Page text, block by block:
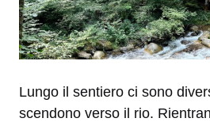
Lungo il sentiero ci sono
scendono verso il rio.